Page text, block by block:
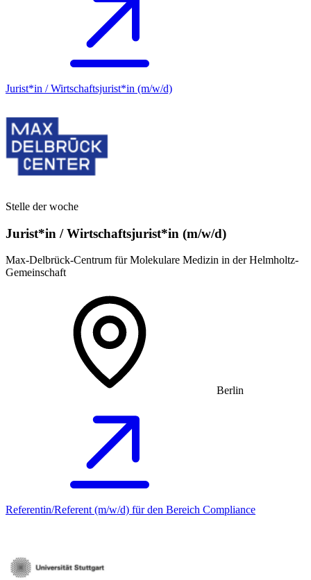
Jurist*in / Wirtschafts­jurist*in (m/w/d)
Stelle der woche
Jurist*in / Wirtschafts­jurist*in (m/w/d)
Max-Delbrück-Centrum für Molekulare Medizin in der Helmholtz-
Gemeinschaft
Berlin
Referentin/Referent (m/w/d) für den Bereich Compliance